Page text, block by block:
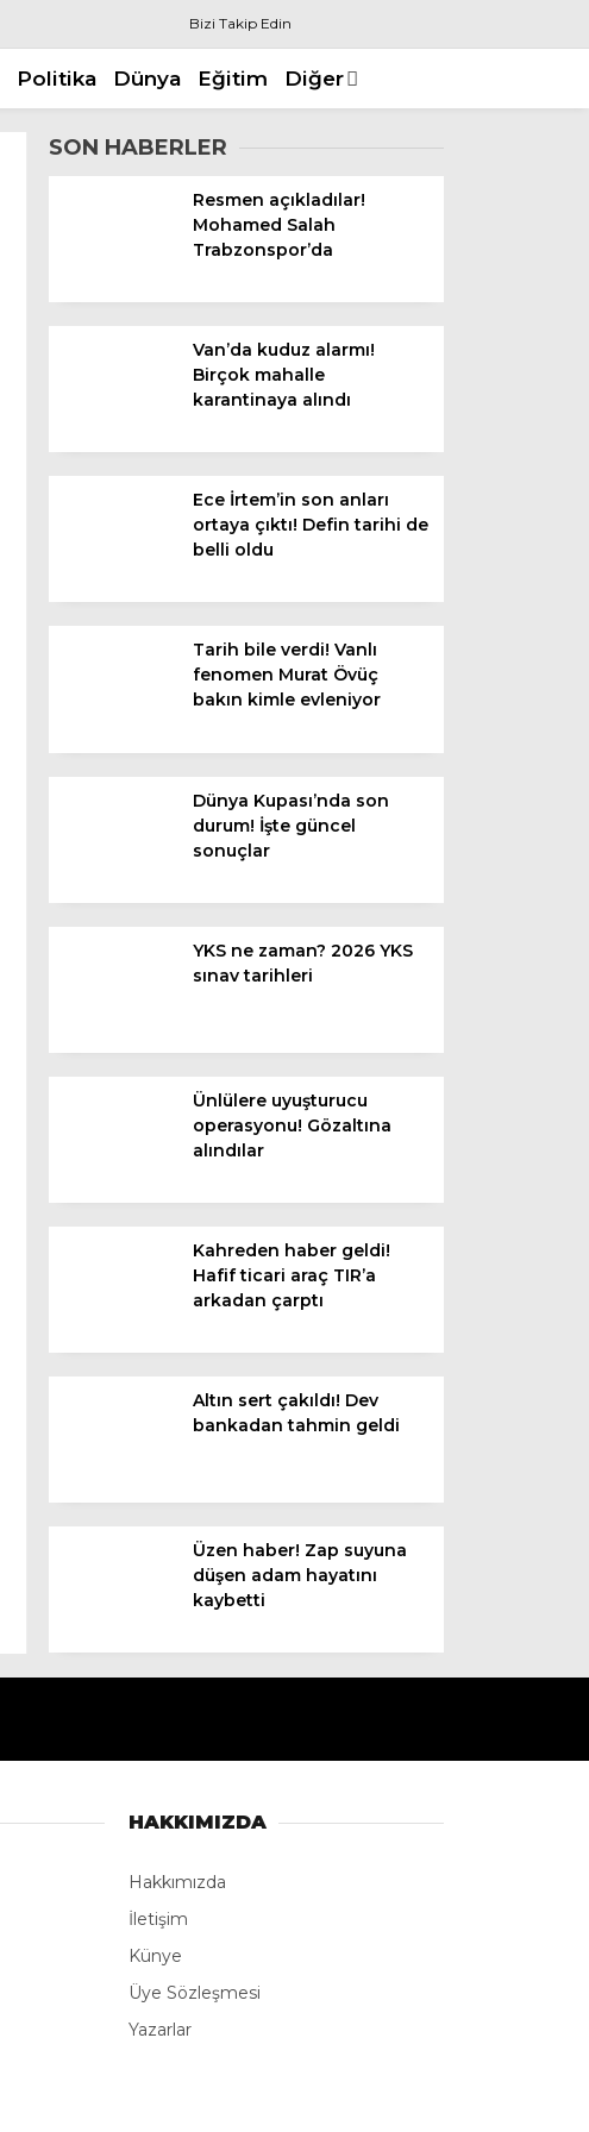
Bölge
3.Sayfa
Ekonomi
WhatsApp İhbar
Instagram
Bizi Takip Edin
Politika Dünya Eğitim Diğer
SON HABERLER
Resmen açıkladılar!
Mohamed Salah
Trabzonspor’da
Van’da kuduz alarmı!
Birçok mahalle
karantinaya alındı
Ece İrtem’in son anları
ortaya çıktı! Defin tarihi de
belli oldu
Tarih bile verdi! Vanlı
fenomen Murat Övüç
bakın kimle evleniyor
Dünya Kupası’nda son
durum! İşte güncel
sonuçlar
YKS ne zaman? 2026 YKS
sınav tarihleri
Ünlülere uyuşturucu
operasyonu! Gözaltına
alındılar
Kahreden haber geldi!
Hafif ticari araç TIR’a
arkadan çarptı
Altın sert çakıldı! Dev
bankadan tahmin geldi
Üzen haber! Zap suyuna
düşen adam hayatını
kaybetti
HAKKIMIZDA
Hakkımızda
İletişim
Künye
Üye Sözleşmesi
Yazarlar